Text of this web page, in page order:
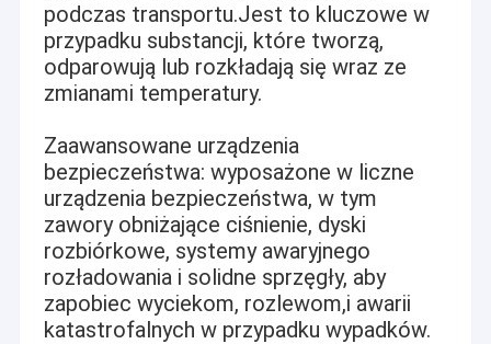
podczas transportu.Jest to kluczowe w
przypadku substancji, które tworzą,
odparowują lub rozkładają się wraz ze
zmianami temperatury.
Zaawansowane urządzenia
bezpieczeństwa: wyposażone w liczne
urządzenia bezpieczeństwa, w tym
zawory obniżające ciśnienie, dyski
rozbiórkowe, systemy awaryjnego
rozładowania i solidne sprzęgły, aby
zapobiec wyciekom, rozlewom,i awarii
katastrofalnych w przypadku wypadków.